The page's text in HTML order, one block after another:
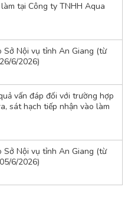
tại Công ty TNHH Aqua
Sở Nội vụ tỉnh An Giang (từ
6/2026)
vấn đáp đối với trường hợp
sát hạch tiếp nhận vào làm
Sở Nội vụ tỉnh An Giang (từ
6/2026)